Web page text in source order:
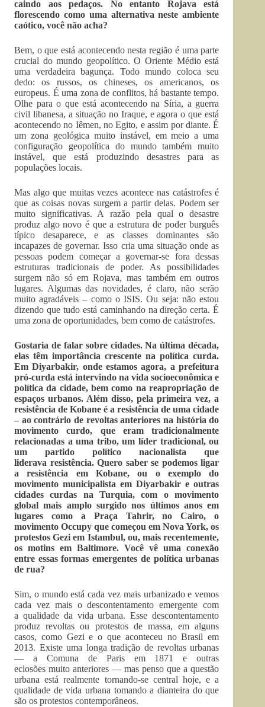
caindo aos pedaços. No entanto Rojava está
florescendo como uma alternativa neste ambiente
caótico, você não acha?
Bem, o que está acontecendo nesta região é uma parte
crucial do mundo geopolítico. O Oriente Médio está
uma verdadeira bagunça. Todo mundo coloca seu
dedo: os russos, os chineses, os americanos, os
europeus. É uma zona de conflitos, há bastante tempo.
Olhe para o que está acontecendo na Síria, a guerra
civil libanesa, a situação no Iraque, e agora o que está
acontecendo no Iêmen, no Egito, e assim por diante. É
um zona geológica muito instável, em meio a uma
configuração geopolítica do mundo também muito
instável, que está produzindo desastres para as
populações locais.
Mas algo que muitas vezes acontece nas catástrofes é
que as coisas novas surgem a partir delas. Podem ser
muito significativas. A razão pela qual o desastre
produz algo novo é que a estrutura de poder burguês
típico desaparece, e as classes dominantes são
incapazes de governar. Isso cria uma situação onde as
pessoas podem começar a governar-se fora dessas
estruturas tradicionais de poder. As possibilidades
surgem não só em Rojava, mas também em outros
lugares. Algumas das novidades, é claro, não serão
muito agradáveis – como o ISIS. Ou seja: não estou
dizendo que tudo está caminhando na direção certa. É
uma zona de oportunidades, bem como de catástrofes.
Gostaria de falar sobre cidades. Na última década,
elas têm importância crescente na política curda.
Em Diyarbakir, onde estamos agora, a prefeitura
pró-curda está intervindo na vida socioeconômica e
política da cidade, bem como na reapropriação de
espaços urbanos. Além disso, pela primeira vez, a
resistência de Kobane é a resistência de uma cidade
– ao contrário de revoltas anteriores na história do
movimento curdo, que eram tradicionalmente
relacionadas a uma tribo, um líder tradicional, ou
um partido político nacionalista que
liderava resistência. Quero saber se podemos ligar
a resistência em Kobane, ou o exemplo do
movimento municipalista em Diyarbakir e outras
cidades curdas na Turquia, com o movimento
global mais amplo surgido nos últimos anos em
lugares como a Praça Tahrir, no Cairo, o
movimento Occupy que começou em Nova York, os
protestos Gezi em Istambul, ou, mais recentemente,
os motins em Baltimore. Você vê uma conexão
entre essas formas emergentes de política urbanas
de rua?
Sim, o mundo está cada vez mais urbanizado e vemos
cada vez mais o descontentamento emergente com
a qualidade da vida urbana. Esse descontentamento
produz revoltas ou protestos de massa, em alguns
casos, como Gezi e o que aconteceu no Brasil em
2013. Existe uma longa tradição de revoltas urbanas
— a Comuna de Paris em 1871 e outras
eclosões muito anteriores — mas penso que a questão
urbana está realmente tornando-se central hoje, e a
qualidade de vida urbana tomando a dianteira do que
são os protestos contemporâneos.